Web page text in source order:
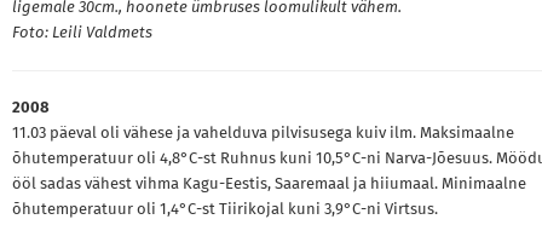
ligemale 30cm., hoonete ümbruses loomulikult vähem.
Foto: Leili Valdmets
2008
11.03 päeval oli vähese ja vahelduva pilvisusega kuiv ilm. Maksimaalne
õhutemperatuur oli 4,8°C-st Ruhnus kuni 10,5°C-ni Narva-Jõesuus.
ööl sadas vähest vihma Kagu-Eestis, Saaremaal ja hiiumaal. Minimaalne
õhutemperatuur oli 1,4°C-st Tiirikojal kuni 3,9°C-ni Virtsus.